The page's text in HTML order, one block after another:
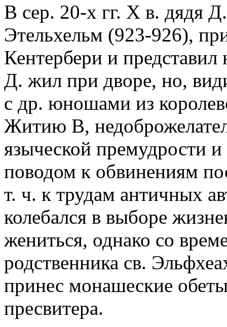
В сер. 20-х гг. X в. дядя
Этельхельм (923-926),
Кентербери и
Д. жил при дворе, но,
с др. юношами из
Житию В,
языческой премудрости
поводом к обвинениям
т. ч. к трудам античных
колебался в выборе
жениться, однако со
родственника св.
принес монашеские
пресвитера.